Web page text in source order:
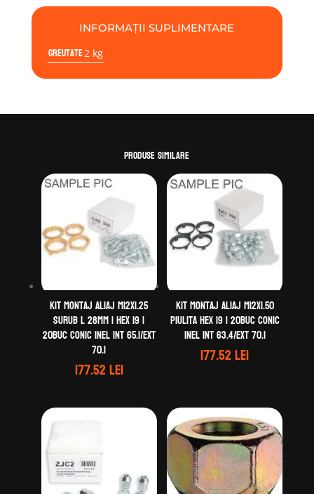
INFORMAȚII SUPLIMENTARE
Greutate2 kg
Produse similare
Kit montaj aliaj M12X1.25
Surub L 28mm | Hex 19 |
20buc Conic Inel Int 65.1/Ext
70.1
177.52lei
Kit montaj aliaj M12X1.50
Piulita Hex 19 | 20buc Conic
Inel Int 63.4/Ext 70.1
177.52lei